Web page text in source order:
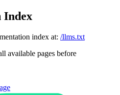
Index
index at: /llms.txt
available pages before